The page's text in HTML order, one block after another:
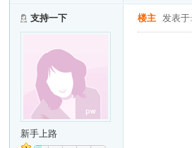
支持一下
新手上路
楼主 发表于